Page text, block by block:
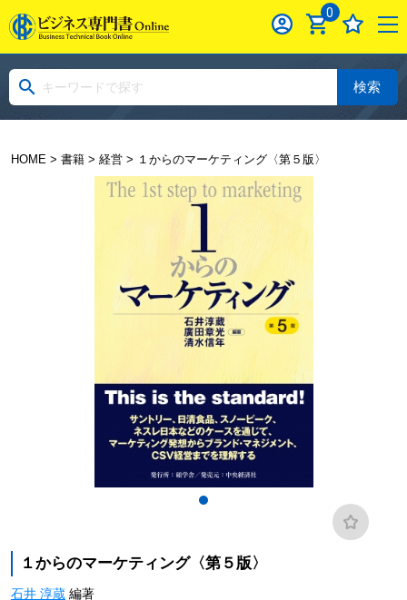
0
検索
HOME> 書籍> 経営> １からのマーケティング〈第５版〉
１からのマーケティング〈第５版〉
石井 淳蔵編著